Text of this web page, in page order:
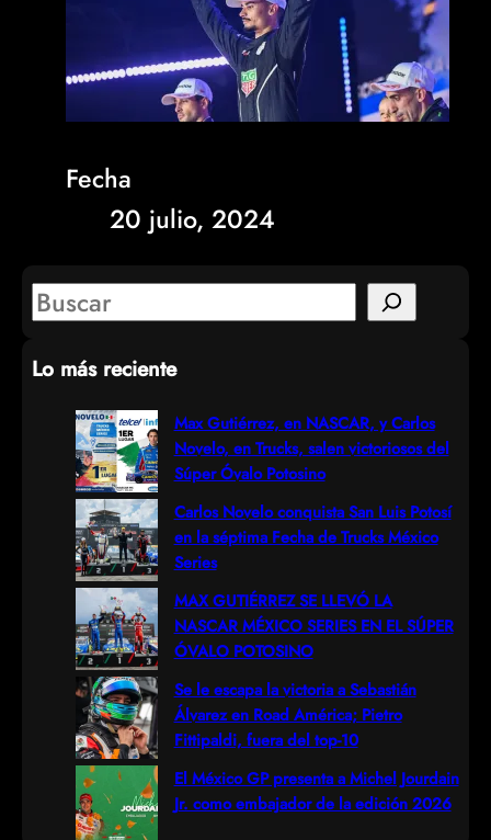
Fecha
20 julio, 2024
S
a
Lo más reciente
Max Gutiérrez, en NASCAR, y Carlos
Novelo, en Trucks, salen victoriosos del
Súper Óvalo Potosino
Carlos Novelo conquista San Luis Potosí
en la séptima Fecha de Trucks México
Series
MAX GUTIÉRREZ SE LLEVÓ LA
NASCAR MÉXICO SERIES EN EL SÚPER
ÓVALO POTOSINO
Se le escapa la victoria a Sebastián
Álvarez en Road América; Pietro
Fittipaldi, fuera del top-10
El México GP presenta a Michel Jourdain
Jr. como embajador de la edición 2026